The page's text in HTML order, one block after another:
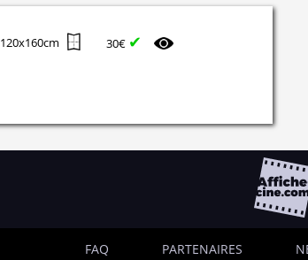
120x160cm 30€ ✔
FAQ PARTENAIRES